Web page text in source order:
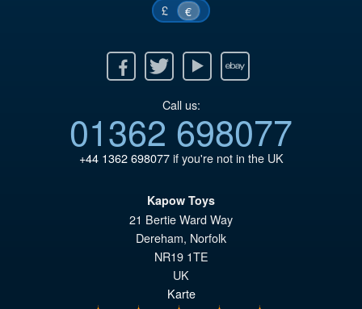
£ €
Twitter Youtube Ebay
Call us:
01362 698077
+44 1362 698077if you're not in the UK
Kapow Toys
21 Bertie Ward Way
Dereham, Norfolk
NR19 1TE
UK
Karte